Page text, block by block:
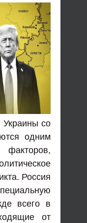
Украины со
одним
Россия
всего в
от